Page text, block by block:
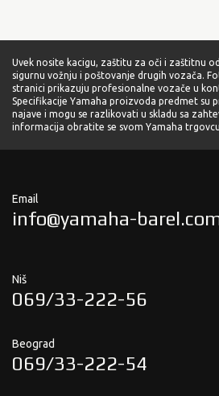
Uvek nosite kacigu, zaštitu za oči i zaštitnu
sigurnu vožnju i poštovanje drugih vozača.
stranici prikazuju profesionalne vozače u
Specifikacije Yamaha proizvoda predmet su
najave i mogu se razlikovati u skladu sa
informacija obratite se svom Yamaha
Email
info@yamaha-
Niš
069/33-222-56
Beograd
069/33-222-54